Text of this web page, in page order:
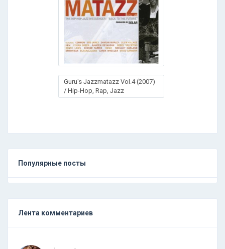
Guru's Jazzmatazz Vol.4 (2007)
/ Hip-Hop, Rap, Jazz
Популярные посты
Лента комментариев